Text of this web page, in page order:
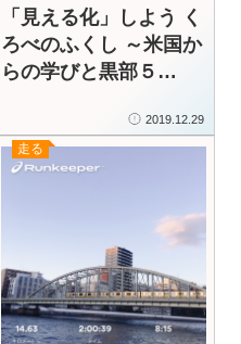
「見える化」しよう く
ろべのふくし ～米国か
らの学びと黒部５
2020年1月18日＞に参
加します
2019.12.29
走る